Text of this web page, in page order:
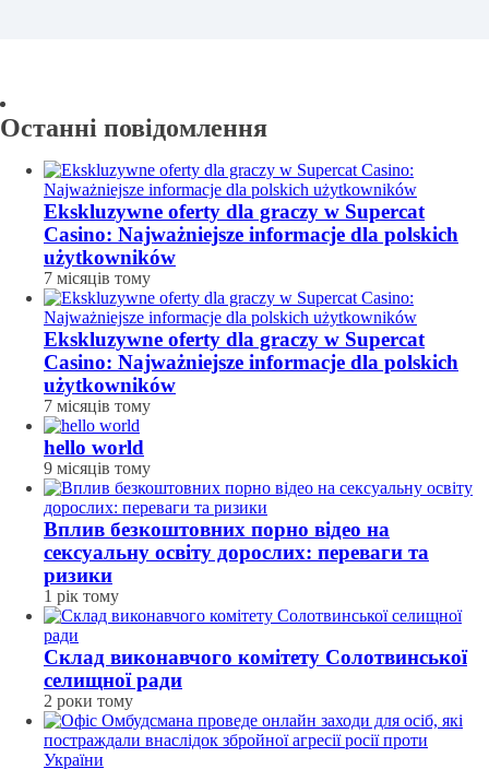
Останні повідомлення
Ekskluzywne oferty dla graczy w Supercat
Casino: Najważniejsze informacje dla polskich
użytkowników
7 місяців тому
Ekskluzywne oferty dla graczy w Supercat
Casino: Najważniejsze informacje dla polskich
użytkowników
7 місяців тому
hello world
9 місяців тому
Вплив безкоштовних порно відео на
сексуальну освіту дорослих: переваги та
ризики
1 рік тому
Склад виконавчого комітету Солотвинської
селищної ради
2 роки тому